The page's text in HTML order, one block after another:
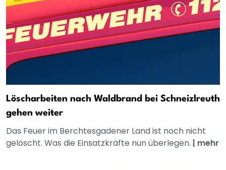
Löscharbeiten nach Waldbrand bei Schneizlreuth
gehen weiter
Das Feuer im Berchtesgadener Land ist noch nicht
gelöscht. Was die Einsatzkräfte nun überlegen. | mehr